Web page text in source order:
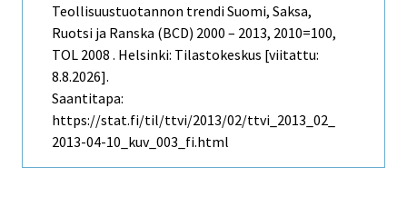
Teollisuustuotannon trendi Suomi, Saksa,
Ruotsi ja Ranska (BCD) 2000 – 2013, 2010=100,
TOL 2008 . Helsinki: Tilastokeskus [viitattu:
8.8.2026].
Saantitapa:
https://stat.fi/til/ttvi/2013/02/ttvi_2013_02_
2013-04-10_kuv_003_fi.html